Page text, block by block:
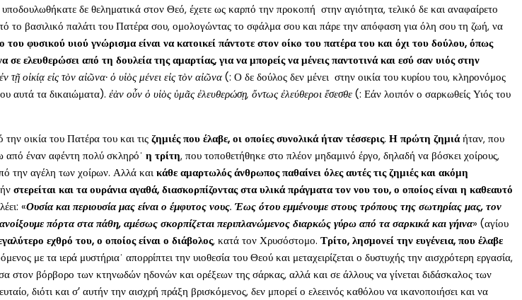
δε θεληματικά στον Θεό, έχετε ως καρπό την προκοπή στην αγιότητα, τελικό δε και αναφαίρετο
βασιλικό παλάτι του Πατέρα σου, ομολογώντας το σφάλμα σου και πάρε την απόφαση για όλη σου τη ζωή, να
του φυσικού υιού γνώρισμα είναι να κατοικεί πάντοτε στον οίκο του πατέρα του και όχι του δούλου, όπως
ελευθερώσει από τη δουλεία της αμαρτίας, για να μπορείς να μένεις παντοτινά και εσύ σαν υιός στην
τῇ οἰκίᾳ εἰς τὸν αἰῶνα· ὁ υἱὸς μένει εἰς τὸν αἰῶνα (: Ο δε δούλος δεν μένει στην οικία του κυρίου του, κληρονόμος
αυτά τα δικαιώματα). ἐὰν οὖν ὁ υἱὸς ὑμᾶς ἐλευθερώσῃ, ὄντως ἐλεύθεροι ἔσεσθε (: Εάν λοιπόν ο σαρκωθείς Υιός του
οικία του Πατέρα του και τις ζημιές που έλαβε, οι οποίες συνολικά ήταν τέσσερις. Η πρώτη ζημιάήταν, που
από έναν αφέντη πολύ σκληρό˙ η τρίτη, που τοποθετήθηκε στο πλέον μηδαμινό έργο, δηλαδή να βόσκει χοίρους,
την αγέλη των χοίρων. Αλλά και κάθε αμαρτωλός άνθρωπος παθαίνει όλες αυτές τις ζημιές και ακόμη
στερείται και τα ουράνια αγαθά, διασκορπίζοντας στα υλικά πράγματα τον νου του, ο οποίος είναι η καθεαυτό
«Ουσία και περιουσία μας είναι ο έμφυτος νους. Έως ότου εμμένουμε στους τρόπους της σωτηρίας μας, τον
πόρτα στα πάθη, αμέσως σκορπίζεται περιπλανώμενος διαρκώς γύρω από τα σαρκικά και γήινα» (αγίου
εχθρό του, ο οποίος είναι ο διάβολος, κατά τον Χρυσόστομο. Τρίτο, λησμονεί την ευγένεια, που έλαβε
με τα ιερά μυστήρια˙ απορρίπτει την υιοθεσία του Θεού και μεταχειρίζεται ο δυστυχής την αισχρότερη εργασία,
στον βόρβορο των κτηνωδών ηδονών και ορέξεων της σάρκας, αλλά και σε άλλους να γίνεται διδάσκαλος των
διότι και σ’ αυτήν την αισχρή πράξη βρισκόμενος, δεν μπορεί ο ελεεινός καθόλου να ικανοποιήσει και να